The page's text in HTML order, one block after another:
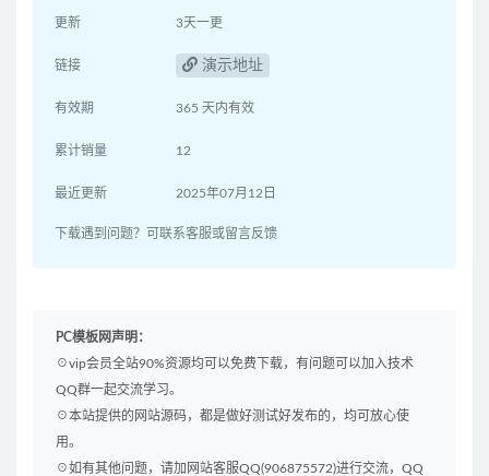
更新 3天一更
链接 演示地址
有效期 365 天内有效
累计销量 12
最近更新 2025年07月12日
下载遇到问题？可联系客服或留言反馈
PC模板网声明：
☉vip会员全站90%资源均可以免费下载，有问题可以加入技术
QQ群一起交流学习。
☉本站提供的网站源码，都是做好测试好发布的，均可放心使
用。
☉如有其他问题，请加网站客服QQ(906875572)进行交流，QQ